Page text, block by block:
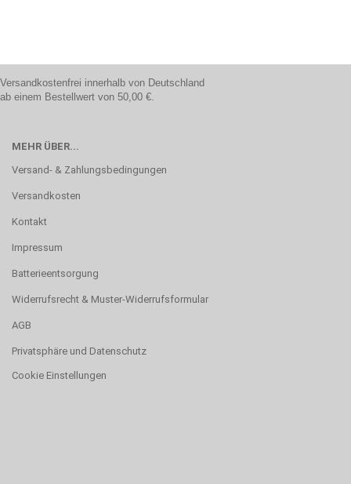
Versandkostenfrei innerhalb von Deutschland
ab einem Bestellwert von 50,00 €.
MEHR ÜBER...
Versand- & Zahlungsbedingungen
Versandkosten
Kontakt
Impressum
Batterieentsorgung
Widerrufsrecht & Muster-Widerrufsformular
AGB
Privatsphäre und Datenschutz
Cookie Einstellungen